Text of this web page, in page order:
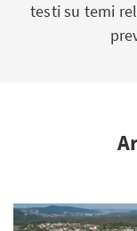
testi su temi